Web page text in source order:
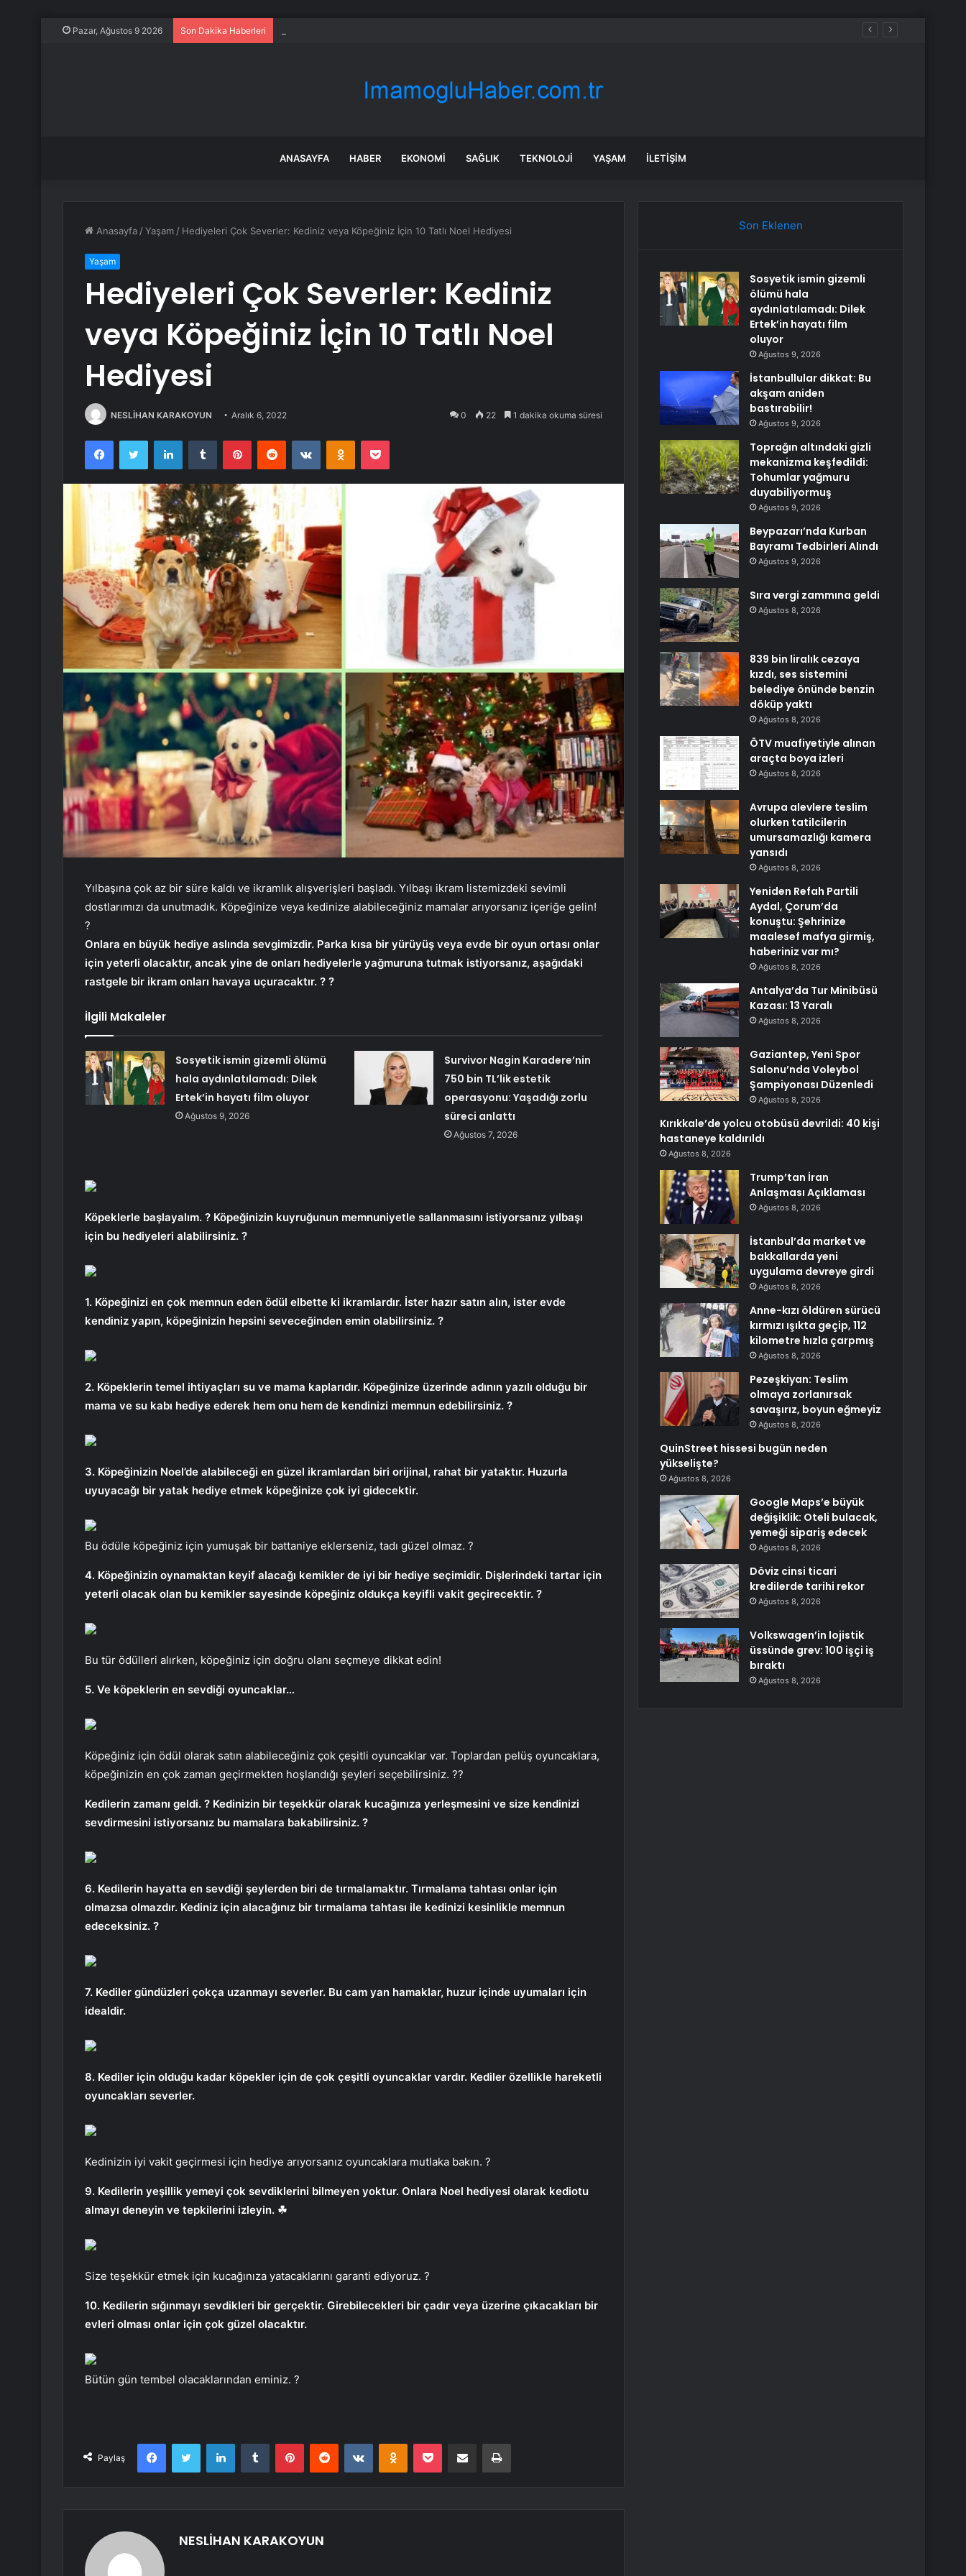
Pazar, Ağustos 9 2026 Son Dakika Haberleri
ANASAYFA HABER EKONOMI SAĞLIK TEKNOLOJI YAŞAM İLETIŞIM
Anasayfa /Yaşam / Hediyeleri Çok Severler: Kediniz veya Köpeğiniz İçin 10 Tatlı Noel Hediyesi
Yaşam
Hediyeleri Çok Severler: Kediniz
veya Köpeğiniz İçin 10 Tatlı Noel
Hediyesi
NESLİHAN KARAKOYUN Aralık 6, 2022 0 22 1 dakika okuma süresi
FacebookTwitter LinkedInTumblr PinterestReddit VKontakteOdnoklassniki
Pocket
Yılbaşına çok az bir süre kaldı ve ikramlık alışverişleri başladı. Yılbaşı ikram listemizdeki sevimli
dostlarımızı da unutmadık. Köpeğinize veya kedinize alabileceğiniz mamalar arıyorsanız içeriğe gelin!
?
Onlara en büyük hediye aslında sevgimizdir. Parka kısa bir yürüyüş veya evde bir oyun ortası onlar
için yeterli olacaktır, ancak yine de onları hediyelerle yağmuruna tutmak istiyorsanız, aşağıdaki
rastgele bir ikram onları havaya uçuracaktır. ? ?
İlgili Makaleler
Sosyetik ismin gizemli ölümü
hala aydınlatılamadı: Dilek
Ertek’in hayatı film oluyor
Ağustos 9, 2026
Survivor Nagin Karadere’nin
750 bin TL’lik estetik
operasyonu: Yaşadığı zorlu
süreci anlattı
Ağustos 7, 2026
Köpeklerle başlayalım. ? Köpeğinizin kuyruğunun memnuniyetle sallanmasını istiyorsanız yılbaşı
için bu hediyeleri alabilirsiniz. ?
1. Köpeğinizi en çok memnun eden ödül elbette ki ikramlardır. İster hazır satın alın, ister evde
kendiniz yapın, köpeğinizin hepsini seveceğinden emin olabilirsiniz. ?
2. Köpeklerin temel ihtiyaçları su ve mama kaplarıdır. Köpeğinize üzerinde adının yazılı olduğu bir
mama ve su kabı hediye ederek hem onu ​​hem de kendinizi memnun edebilirsiniz. ?
3. Köpeğinizin Noel’de alabileceği en güzel ikramlardan biri orijinal, rahat bir yataktır. Huzurla
uyuyacağı bir yatak hediye etmek köpeğinize çok iyi gidecektir.
Bu ödüle köpeğiniz için yumuşak bir battaniye eklerseniz, tadı güzel olmaz. ?
4. Köpeğinizin oynamaktan keyif alacağı kemikler de iyi bir hediye seçimidir. Dişlerindeki tartar için
yeterli olacak olan bu kemikler sayesinde köpeğiniz oldukça keyifli vakit geçirecektir. ?
Bu tür ödülleri alırken, köpeğiniz için doğru olanı seçmeye dikkat edin!
5. Ve köpeklerin en sevdiği oyuncaklar…
Köpeğiniz için ödül olarak satın alabileceğiniz çok çeşitli oyuncaklar var. Toplardan pelüş oyuncaklara,
köpeğinizin en çok zaman geçirmekten hoşlandığı şeyleri seçebilirsiniz. ??
Kedilerin zamanı geldi. ? Kedinizin bir teşekkür olarak kucağınıza yerleşmesini ve size kendinizi
sevdirmesini istiyorsanız bu mamalara bakabilirsiniz. ?
6. Kedilerin hayatta en sevdiği şeylerden biri de tırmalamaktır. Tırmalama tahtası onlar için
olmazsa olmazdır. Kediniz için alacağınız bir tırmalama tahtası ile kedinizi kesinlikle memnun
edeceksiniz. ?
7. Kediler gündüzleri çokça uzanmayı severler. Bu cam yan hamaklar, huzur içinde uyumaları için
idealdir.
8. Kediler için olduğu kadar köpekler için de çok çeşitli oyuncaklar vardır. Kediler özellikle hareketli
oyuncakları severler.
Kedinizin iyi vakit geçirmesi için hediye arıyorsanız oyuncaklara mutlaka bakın. ?
9. Kedilerin yeşillik yemeyi çok sevdiklerini bilmeyen yoktur. Onlara Noel hediyesi olarak kediotu
almayı deneyin ve tepkilerini izleyin. ☘
Size teşekkür etmek için kucağınıza yatacaklarını garanti ediyoruz. ?
10. Kedilerin sığınmayı sevdikleri bir gerçektir. Girebilecekleri bir çadır veya üzerine çıkacakları bir
evleri olması onlar için çok güzel olacaktır.
Bütün gün tembel olacaklarından eminiz. ?
Paylaş
FacebookTwitter LinkedInTumblr PinterestReddit VKontakteOdnoklassniki
Pocket E-Posta ile paylaş Yazdır
NESLİHAN KARAKOYUN
Son Eklenen
Sosyetik ismin gizemli
ölümü hala
aydınlatılamadı: Dilek
Ertek’in hayatı film
oluyor
Ağustos 9, 2026
İstanbullular dikkat: Bu
akşam aniden
bastırabilir!
Ağustos 9, 2026
Toprağın altındaki gizli
mekanizma keşfedildi:
Tohumlar yağmuru
duyabiliyormuş
Ağustos 9, 2026
Beypazarı’nda Kurban
Bayramı Tedbirleri Alındı
Ağustos 9, 2026
Sıra vergi zammına geldi
Ağustos 8, 2026
839 bin liralık cezaya
kızdı, ses sistemini
belediye önünde benzin
döküp yaktı
Ağustos 8, 2026
ÖTV muafiyetiyle alınan
araçta boya izleri
Ağustos 8, 2026
Avrupa alevlere teslim
olurken tatilcilerin
umursamazlığı kamera
yansıdı
Ağustos 8, 2026
Yeniden Refah Partili
Aydal, Çorum’da
konuştu: Şehrinize
maalesef mafya girmiş,
haberiniz var mı?
Ağustos 8, 2026
Antalya’da Tur Minibüsü
Kazası: 13 Yaralı
Ağustos 8, 2026
Gaziantep, Yeni Spor
Salonu’nda Voleybol
Şampiyonası Düzenledi
Ağustos 8, 2026
Kırıkkale’de yolcu otobüsü devrildi: 40 kişi
hastaneye kaldırıldı
Ağustos 8, 2026
Trump’tan İran
Anlaşması Açıklaması
Ağustos 8, 2026
İstanbul’da market ve
bakkallarda yeni
uygulama devreye girdi
Ağustos 8, 2026
Anne-kızı öldüren sürücü
kırmızı ışıkta geçip, 112
kilometre hızla çarpmış
Ağustos 8, 2026
Pezeşkiyan: Teslim
olmaya zorlanırsak
savaşırız, boyun eğmeyiz
Ağustos 8, 2026
QuinStreet hissesi bugün neden
yükselişte?
Ağustos 8, 2026
Google Maps’e büyük
değişiklik: Oteli bulacak,
yemeği sipariş edecek
Ağustos 8, 2026
Döviz cinsi ticari
kredilerde tarihi rekor
Ağustos 8, 2026
Volkswagen’in lojistik
üssünde grev: 100 işçi iş
bıraktı
Ağustos 8, 2026